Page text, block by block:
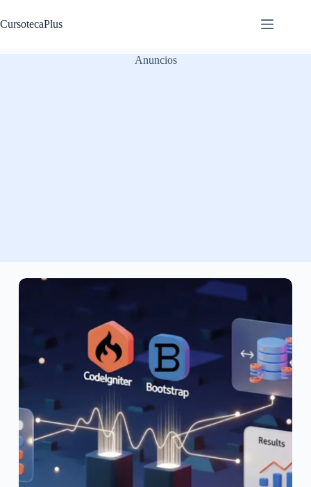
al
contenido
CursotecaPlus
Anuncios